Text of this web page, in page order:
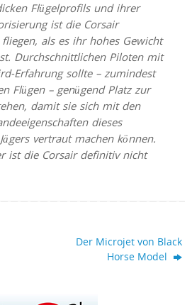
Flügelprofils und ihrer
ist die Corsair
als es ihr hohes Gewicht
Durchschnittlichen Piloten mit
Erfahrung sollte – zumindest
Flügen – genügend Platz zur
damit sie sich mit den
dieses
vertraut machen können.
ist die Corsair definitiv nicht
Der Microjet von Black
Horse Model